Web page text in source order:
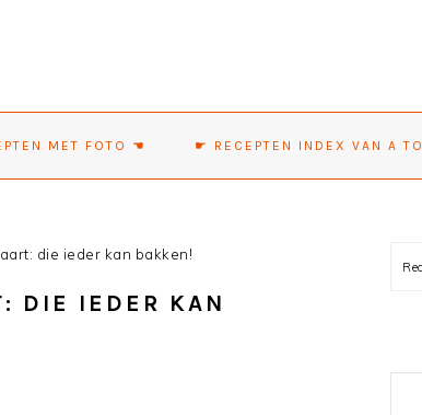
MET FOTO ☚ ☛ RECEPTEN INDEX VAN A
die ieder kan bakken!
DIE IEDER KAN